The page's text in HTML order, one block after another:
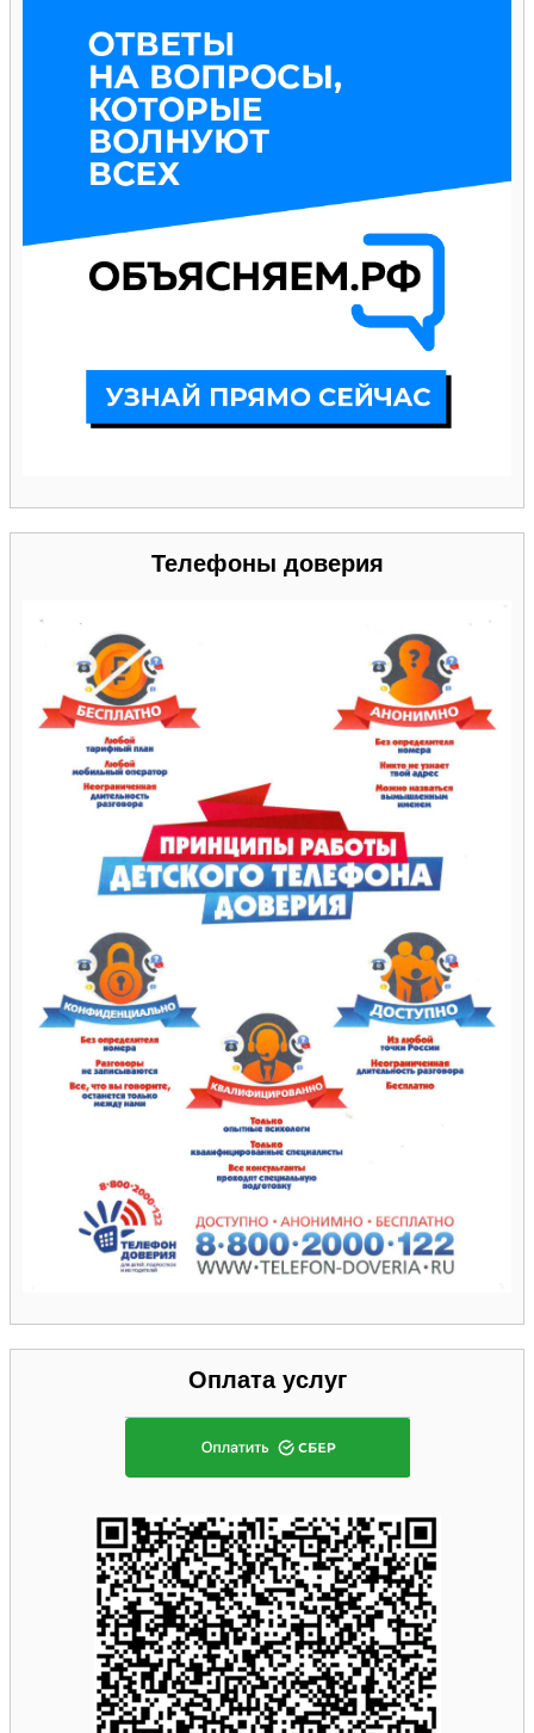
Телефоны доверия
Оплата услуг